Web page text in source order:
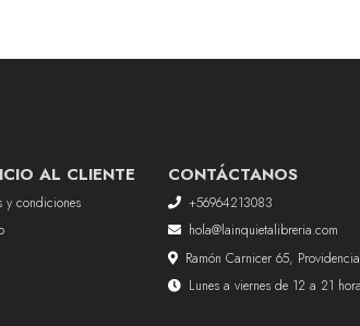
AL CLIENTE
y condiciones
CONTÁCTANOS
+56964213083
hola@lainquietalibreria.com
Ramón Carnicer 65,
Lunes a viernes de 12 a 21